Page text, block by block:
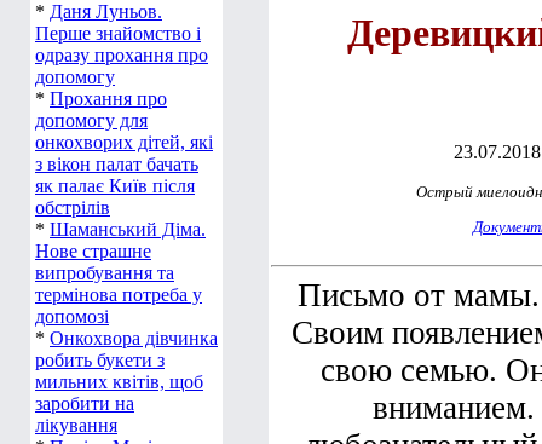
* Даня Луньов.
Перше знайомство і
одразу прохання про
допомогу
* Прохання про
допомогу для
онкохворих дітей, які
з вікон палат бачать
як палає Київ після
обстрілів
* Шаманський Діма.
Нове страшне
випробування та
термінова потреба у
допомозі
* Онкохвора дівчинка
робить букети з
мильних квітів, щоб
заробити на
лікування
Острый
Письмо от
Своим
свою семью.